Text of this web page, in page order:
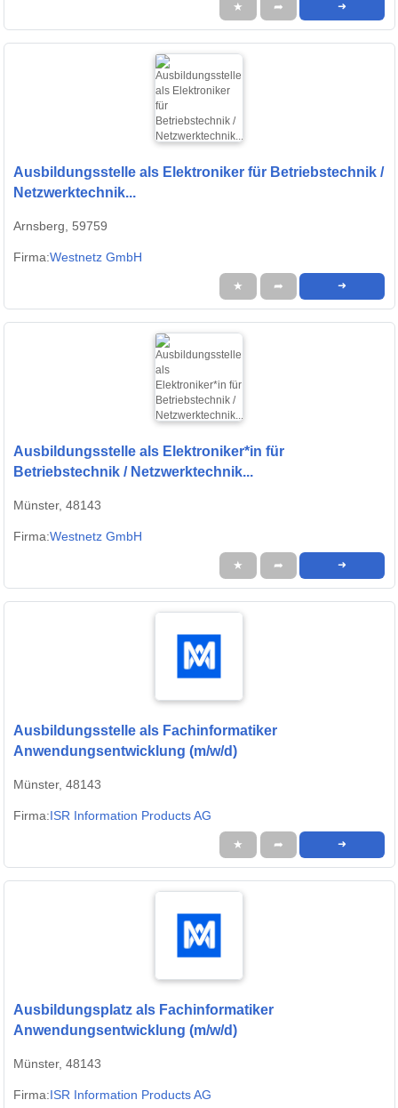
★ ➦ ➜
Ausbildungsstelle als Elektroniker für Betriebstechnik /
Netzwerktechnik...
Arnsberg, 59759
Firma:Westnetz GmbH
★ ➦ ➜
Ausbildungsstelle als Elektroniker*in für
Betriebstechnik / Netzwerktechnik...
Münster, 48143
Firma:Westnetz GmbH
★ ➦ ➜
Ausbildungsstelle als Fachinformatiker
Anwendungsentwicklung (m/w/d)
Münster, 48143
Firma:ISR Information Products AG
★ ➦ ➜
Ausbildungsplatz als Fachinformatiker
Anwendungsentwicklung (m/w/d)
Münster, 48143
Firma:ISR Information Products AG